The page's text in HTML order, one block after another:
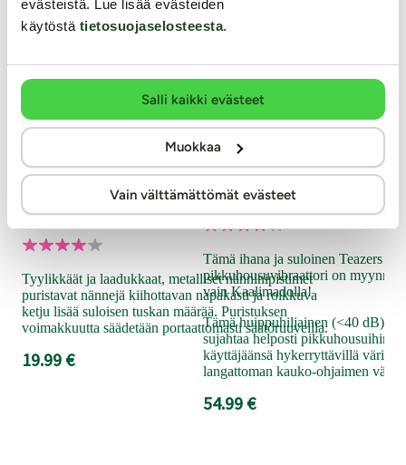
evästeistä. Lue lisää evästeiden
käytöstä tietosuojaselosteesta.
Salli kaikki evästeet
Muokkaa
Vain välttämättömät evästeet
Bondage Play - Säädettävät
nänninipistimet ketjulla
Tyylikkäät ja laadukkaat, metalliset nänninipistimet
puristavat nännejä kiihottavan napakasti ja roikkuva
ketju lisää suloisen tuskan määrää. Puristuksen
voimakkuutta säädetään portaattomasti säätöruuveilla.
19.99 €
Teazers
Pikkuhousuvibraattori
Tämä ihana ja suloinen Teazers
pikkuhousuvibraattori on
vain Kaalimadolla!
Tämä huippuhiljainen (<40 dB)
sujahtaa helposti pikkuhousuihin
käyttäjäänsä hykerryttävillä
langattoman kauko-ohjaimen
54.99 €